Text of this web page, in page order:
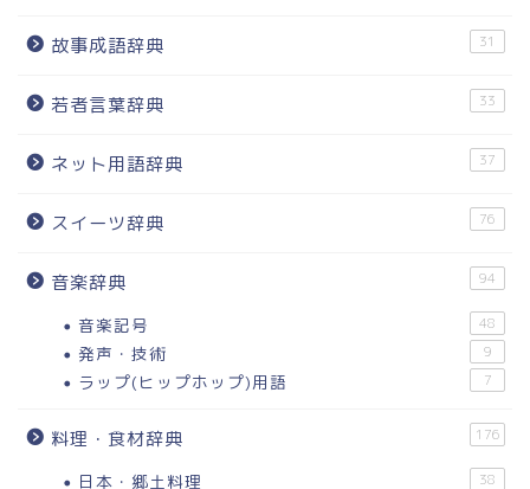
故事成語辞典 31
若者言葉辞典 33
ネット用語辞典 37
スイーツ辞典 76
音楽辞典 94
音楽記号 48
発声・技術 9
ラップ(ヒップホップ)用語 7
料理・食材辞典 176
日本・郷土料理 38